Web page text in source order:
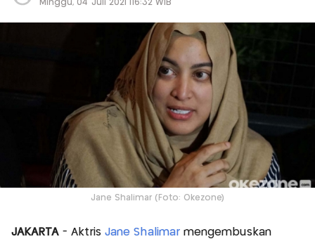
Minggu, 04 Juli 2021 |16:32 WIB
Jane Shalimar (Foto: Okezone)
JAKARTA - AktrisJane Shalimar mengembuskan